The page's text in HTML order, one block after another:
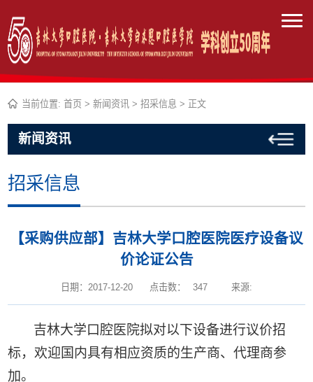
当前位置:首页 >新闻资讯 >招采信息 > 正文
新闻资讯
招采信息
【采购供应部】吉林大学口腔医院医疗设备议
价论证公告
日期：2017-12-20 点击数： 347 来源:
吉林大学口腔医院拟对以下设备进行议价招
标，欢迎国内具有相应资质的生产商、代理商参
加。